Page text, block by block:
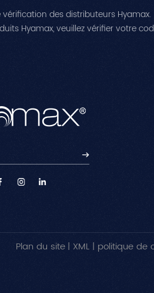
des distributeurs Hyamax.
Hyamax, veuillez vérifier votre
Plan du site | XML | politique de